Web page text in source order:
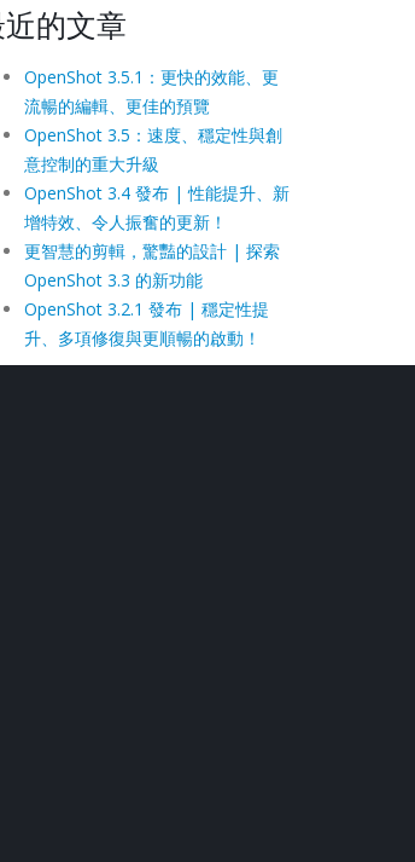
的文章
OpenShot 3.5.1：更快的效能、更
流暢的編輯、更佳的預覽
OpenShot 3.5：速度、穩定性與創
意控制的重大升級
OpenShot 3.4 發布 | 性能提升、新
增特效、令人振奮的更新！
更智慧的剪輯，驚豔的設計 | 探索
OpenShot 3.3 的新功能
OpenShot 3.2.1 發布 | 穩定性提
升、多項修復與更順暢的啟動！